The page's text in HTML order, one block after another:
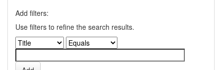
Add filters:
Use filters to refine the search results.